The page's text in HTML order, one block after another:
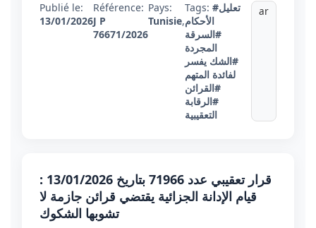
Publié le:
13/01/2026
Référence:
J P
76671/2026
Pays:
Tunisie,
Tags: #تعليل
الأحكام
#السرقة
المجردة
#الشك يفسر
لفائدة المتهم
#القرائن
#الرقابة
التعقيبية
ar
قرار تعقيبي عدد 71966 بتاريخ 13/01/2026 :
قيام الإدانة الجزائية يقتضي قرائن جازمة لا
تشوبها الشكوك